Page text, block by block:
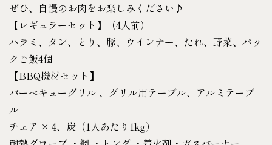
ぜひ、自慢のお肉をお楽しみください♪
【レギュラーセット】（4人前）
ハラミ、タン、とり、豚、ウインナー、たれ、野菜、パッ
クご飯4個
【BBQ機材セット】
バーベキューグリル 、グリル用テーブル、アルミテーブ
ル
チェア × 4、炭（1人あたり1kg）